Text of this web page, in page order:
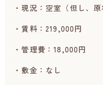
・現況：空室（但し、原
・賃料：219,000円
・管理費：18,000円
・敷金：なし